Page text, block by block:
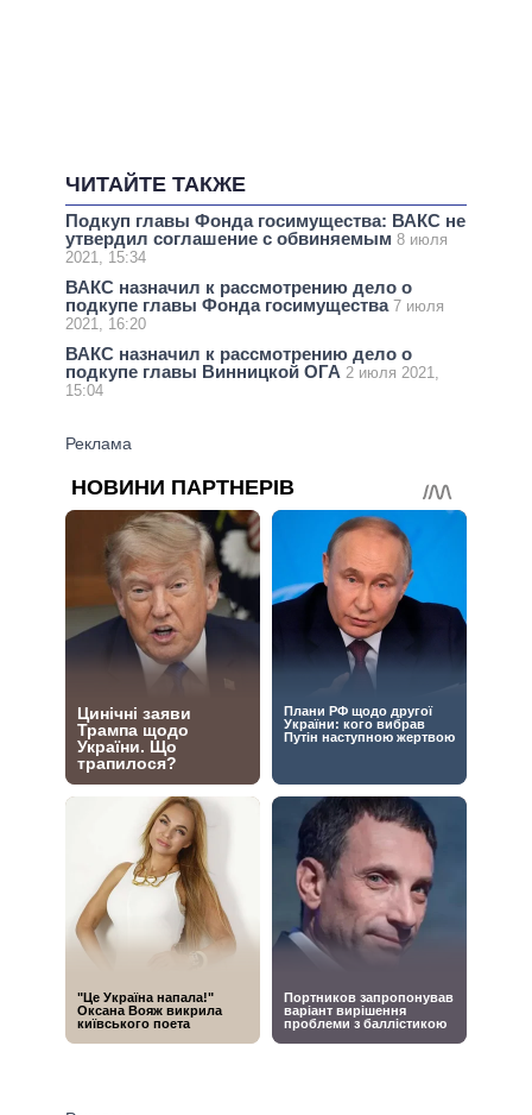
ЧИТАЙТЕ ТАКЖЕ
Подкуп главы Фонда госимущества: ВАКС не
утвердил соглашение с обвиняемым 8 июля
2021, 15:34
ВАКС назначил к рассмотрению дело о
подкупе главы Фонда госимущества 7 июля
2021, 16:20
ВАКС назначил к рассмотрению дело о
подкупе главы Винницкой ОГА 2 июля 2021,
15:04